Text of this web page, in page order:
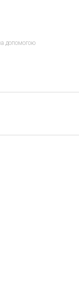
допомогою